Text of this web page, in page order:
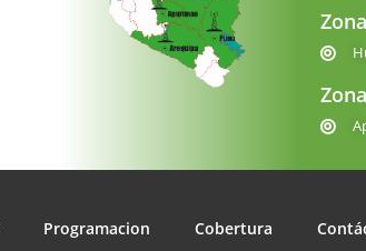
Programacion Cobertura